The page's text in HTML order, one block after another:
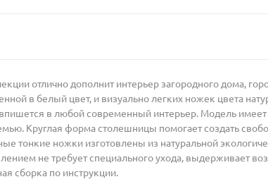
отлично дополнит интерьер загородного дома,
в белый цвет, и визуально легких ножек цвета
в любой современный интерьер. Модель
Круглая форма столешницы помогает создать
тонкие ножки изготовлены из натуральной
не требует специального ухода, выдерживает
сборка по инструкции.